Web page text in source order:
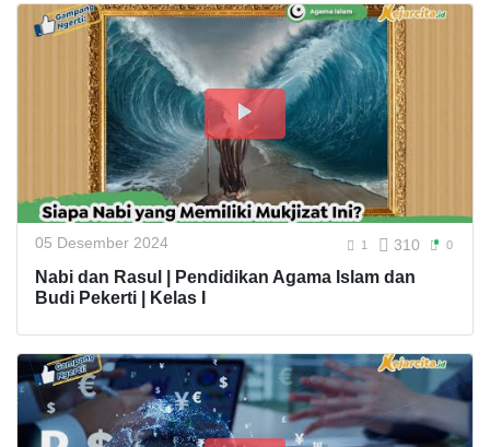
05 Desember 2024 1 310 0
Nabi dan Rasul | Pendidikan Agama Islam dan
Budi Pekerti | Kelas I